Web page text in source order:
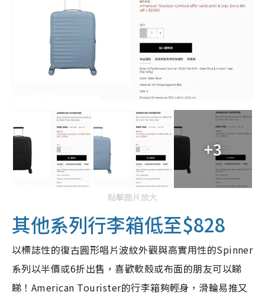
+3
點擊圖片放大
其他系列行李箱低至$828
以標誌性的復古圓形唱片波紋外觀與高實用性的Spinner
系列以半價或6折出售，喜歡軟殼或布面的朋友可以睇
睇！American Tourister的行李箱夠輕身，滑輪易推又